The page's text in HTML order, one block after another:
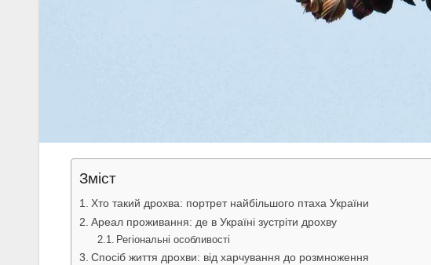
Зміст
Хто такий дрохва: портрет найбільшого птаха України
Ареал проживання: де в Україні зустріти дрохву
Регіональні особливості
Спосіб життя дрохви: від харчування до розмноження